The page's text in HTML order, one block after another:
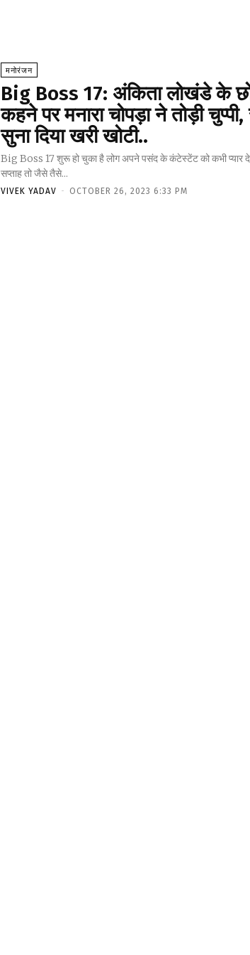
मनोरंजन
Big Boss 17: अंकिता लोखंडे के
कहने पर मनारा चोपड़ा ने तोड़ी
सुना दिया खरी खोटी..
Big Boss 17 शुरू हो चुका है लोग अपने पसंद के कंटेस्टेंट को कभी प्यार दे
सप्ताह तो जैसे तैसे...
VIVEK YADAV - OCTOBER 26, 2023 6:33 PM